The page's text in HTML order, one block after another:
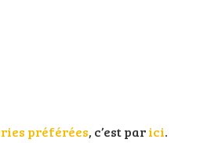
préférées, c’est parici.